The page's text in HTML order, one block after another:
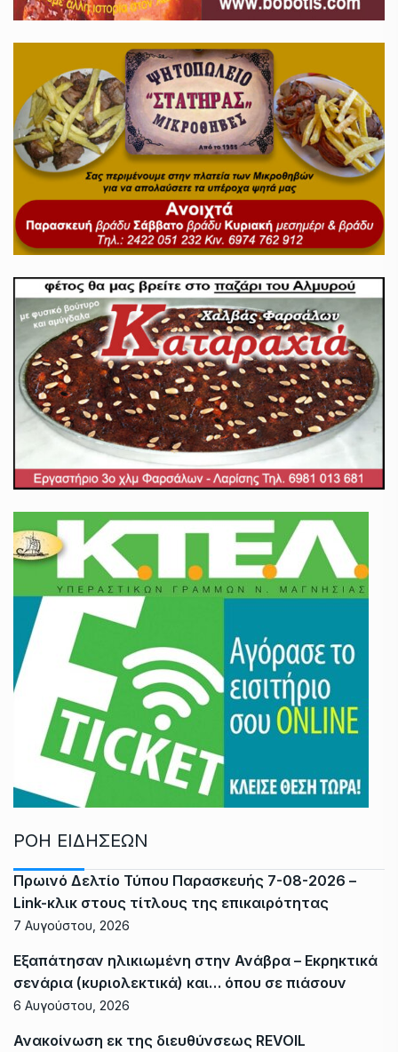
ΡΟΗ ΕΙΔΗΣΕΩΝ
Πρωινό Δελτίο Τύπου Παρασκευής 7-08-2026 –
Link-κλικ στους τίτλους της επικαιρότητας
7 Αυγούστου, 2026
Εξαπάτησαν ηλικιωμένη στην Ανάβρα – Εκρηκτικά
σενάρια (κυριολεκτικά) και… όπου σε πιάσουν
6 Αυγούστου, 2026
Ανακοίνωση εκ της διευθύνσεως REVOIL